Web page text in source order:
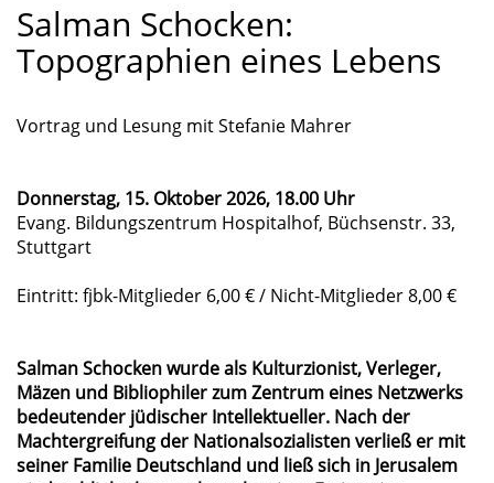
Salman Schocken:
Topographien eines Lebens
Vortrag und Lesung mit Stefanie Mahrer
Donnerstag, 15. Oktober 2026, 18.00 Uhr
Evang. Bildungszentrum Hospitalhof, Büchsenstr. 33,
Stuttgart
Eintritt: fjbk-Mitglieder 6,00 € / Nicht-Mitglieder 8,00 €
Salman Schocken wurde als Kulturzionist, Verleger,
Mäzen und Bibliophiler zum Zentrum eines Netzwerks
bedeutender jüdischer Intellektueller. Nach der
Machtergreifung der Nationalsozialisten verließ er mit
seiner Familie Deutschland und ließ sich in Jerusalem